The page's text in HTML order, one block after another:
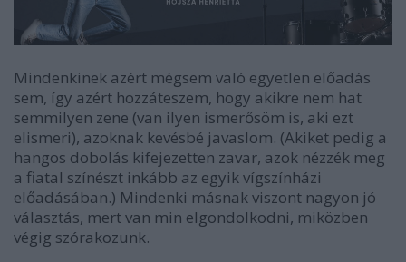
Mindenkinek azért mégsem való egyetlen előadás
sem, így azért hozzáteszem, hogy akikre nem hat
semmilyen zene (van ilyen ismerősöm is, aki ezt
elismeri), azoknak kevésbé javaslom. (Akiket pedig a
hangos dobolás kifejezetten zavar, azok nézzék meg
a fiatal színészt inkább az egyik vígszínházi
előadásában.) Mindenki másnak viszont nagyon jó
választás, mert van min elgondolkodni, miközben
végig szórakozunk.